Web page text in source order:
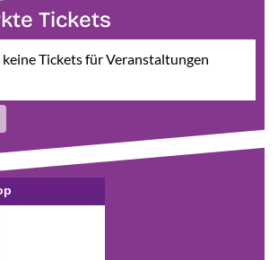
Tickets
keine Tickets für Veranstaltungen